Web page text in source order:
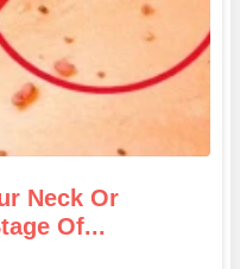
Neck Or
Of...